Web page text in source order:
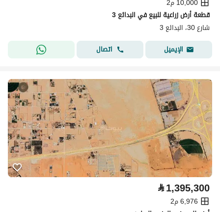
قطعة أرض زراعية للبيع في البدائع 3
شارع 30، البدائع 3
الإيميل
اتصال
⃁1,395,300
6,976 م2